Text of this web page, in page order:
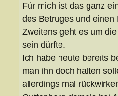
Für mich ist das ganz
des Betruges und einen
Zweitens geht es um
sein dürfte.
Ich habe heute bereits
man ihn doch halten
allerdings mal